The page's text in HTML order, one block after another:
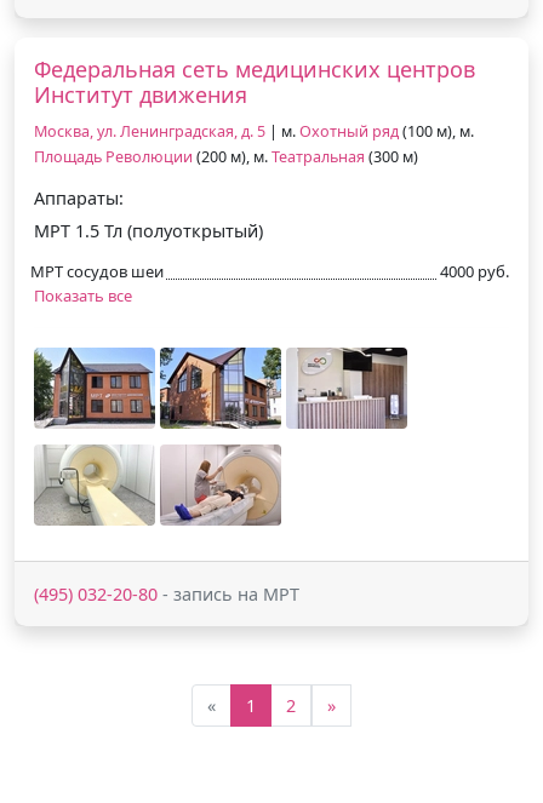
Федеральная сеть медицинских центров
Институт движения
Москва, ул. Ленинградская, д. 5 | м.Охотный ряд(100 м), м.
Площадь Революции (200 м), м.Театральная (300 м)
Аппараты:
МРТ 1.5 Тл (полуоткрытый)
МРТ сосудов шеи
4000 руб.
Показать все
(495) 032-20-80 - запись на МРТ
« 1 2 »